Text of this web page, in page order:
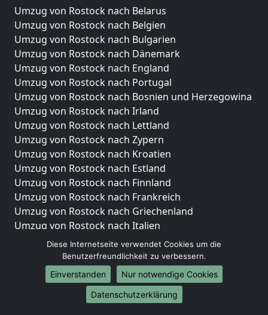
Umzug von Rostock nach Belarus
Umzug von Rostock nach Belgien
Umzug von Rostock nach Bulgarien
Umzug von Rostock nach Dänemark
Umzug von Rostock nach England
Umzug von Rostock nach Portugal
Umzug von Rostock nach Bosnien und Herzegowina
Umzug von Rostock nach Irland
Umzug von Rostock nach Lettland
Umzug von Rostock nach Zypern
Umzug von Rostock nach Kroatien
Umzug von Rostock nach Estland
Umzug von Rostock nach Finnland
Umzug von Rostock nach Frankreich
Umzug von Rostock nach Griechenland
Umzug von Rostock nach Italien
Umzug von Rostock nach Liechtenstein
Umzug von Rostock nach Luxemburg
Umzug von Rostock nach Niederlande
Umzug von Rostock nach Norwegen
Umzüge-Deutschlandweit
Diese Internetseite verwendet Cookies um die
Benutzerfreundlichkeit zu verbessern.
Einverstanden
Nur notwendige Cookies
Datenschutzerklärung